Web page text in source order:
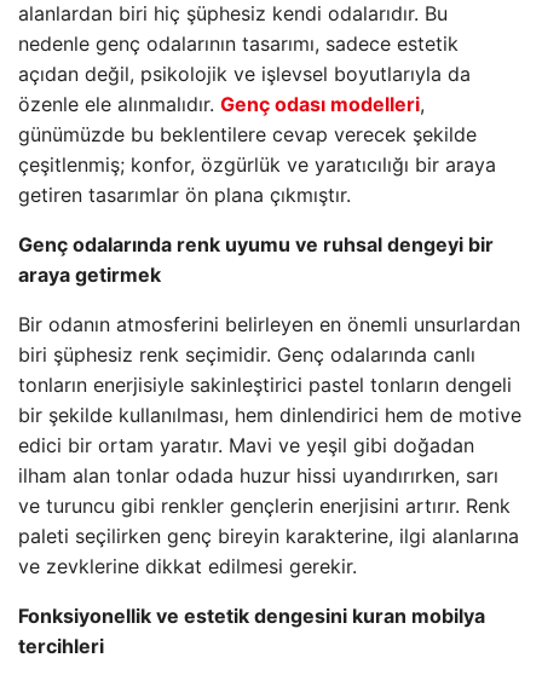
alanlardan biri hiç şüphesiz kendi odalarıdır. Bu
nedenle genç odalarının tasarımı, sadece estetik
açıdan değil, psikolojik ve işlevsel boyutlarıyla da
özenle ele alınmalıdır. Genç odası modelleri,
günümüzde bu beklentilere cevap verecek şekilde
çeşitlenmiş; konfor, özgürlük ve yaratıcılığı bir araya
getiren tasarımlar ön plana çıkmıştır.
Genç odalarında renk uyumu ve ruhsal dengeyi bir
araya getirmek
Bir odanın atmosferini belirleyen en önemli unsurlardan
biri şüphesiz renk seçimidir. Genç odalarında canlı
tonların enerjisiyle sakinleştirici pastel tonların dengeli
bir şekilde kullanılması, hem dinlendirici hem de motive
edici bir ortam yaratır. Mavi ve yeşil gibi doğadan
ilham alan tonlar odada huzur hissi uyandırırken, sarı
ve turuncu gibi renkler gençlerin enerjisini artırır. Renk
paleti seçilirken genç bireyin karakterine, ilgi alanlarına
ve zevklerine dikkat edilmesi gerekir.
Fonksiyonellik ve estetik dengesini kuran mobilya
tercihleri